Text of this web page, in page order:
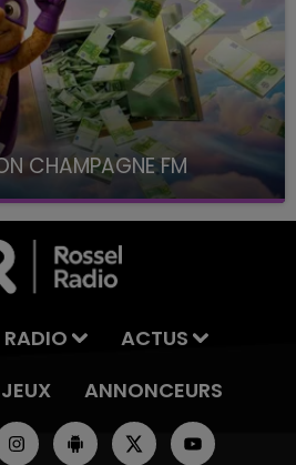
CHAMPAGNE FM
FM, à 8H10
RADIO
ACTUS
JEUX ANNONCEURS